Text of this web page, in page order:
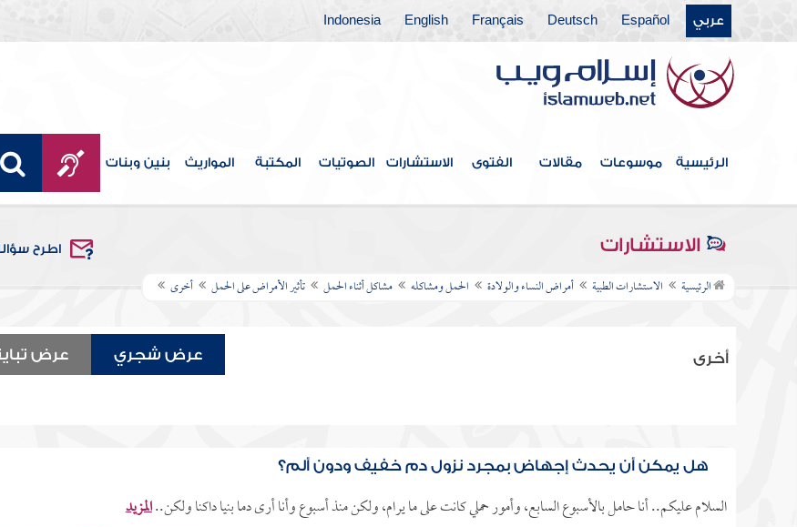
عربي Español
Deutsch
Français
English
Indonesia
الرئيسية موسوعات مقالات الفتوى الاستشارات الصوتيات المكتبة المواريث بنين وبنات
الاستشارات اطرح
الرئيسية الاستشارات الطبية أمراض النساء والولادة الحمل ومشاكله مشاكل أثناء الحمل تأثير الأمراض على الحمل أخرى
أخرى عرض شجري عرض
هل يمكن أن يحدث إجهاض بمجرد نزول دم خفيف ودون ألم؟
السلام عليكم.. أنا حامل بالأسبوع السابع، وأمور حملي كانت على ما يرام، ولكن منذ أسبوع وأنا أرى دما بنيا داكنا ولكن..المزيد